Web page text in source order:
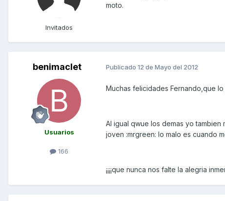
Invitados
moto.
benimaclet
Usuarios
166
Publicado 12 de Mayo del 2012
Muchas felicidades Fernando,que
Al igual qwue los demas yo
joven :mrgreen: lo malo es cuando
¡¡¡¡que nunca nos falte la alegria